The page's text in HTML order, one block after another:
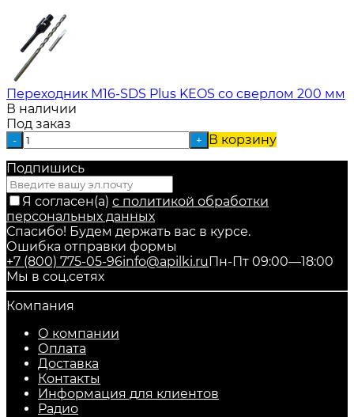
Переходник M16-SDS Plus KEOS со сверлом 200 мм
В наличии
Под заказ
- +
В корзину
Подпишись
Я согласен(a) с политикой обработки
персональных данных
Спасибо! Будем держать вас в курсе.
Ошибка отправки формы
+7 (800) 775-05-96info@apilki.ruПн-Пт 09:00—18:00
Мы в соц.сетях
Компания
О компании
Оплата
Доставка
Контакты
Информация для клиентов
Радио